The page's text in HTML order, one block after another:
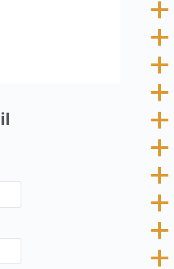
a
a
a
a
a
a
a
a
a
a